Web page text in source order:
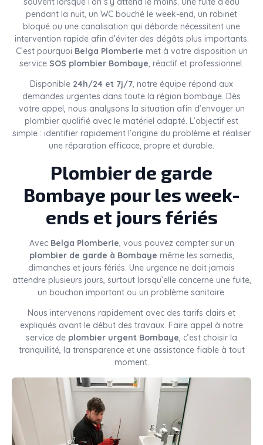
pendant la nuit, un WC bouché le week-end, un robinet
bloqué ou une canalisation qui déborde nécessitent une
intervention rapide afin d’éviter des dégâts plus importants.
C’est pourquoi Belga Plomberie met à votre disposition un
service SOS plombier Bombaye, réactif et professionnel.
Disponible 24h/24 et 7j/7, notre équipe répond aux
demandes urgentes dans toute la région bombaye. Dès
votre appel, nous analysons la situation afin d’envoyer un
plombier qualifié avec le matériel adapté. L’objectif est
simple : identifier rapidement l’origine du problème et réaliser
une réparation efficace, propre et durable.
Plombier de garde
Bombaye pour les week-
ends et jours fériés
Avec Belga Plomberie, vous pouvez compter sur un
plombier de garde à Bombaye même les samedis,
dimanches et jours fériés. Une urgence ne doit jamais
attendre plusieurs jours, surtout lorsqu’elle concerne une fuite,
un bouchon important ou un problème sanitaire.
Nous intervenons rapidement avec des tarifs clairs et
expliqués avant le début des travaux. Faire appel à notre
service de plombier urgent Bombaye, c’est choisir la
tranquillité, la transparence et une assistance fiable à tout
moment.